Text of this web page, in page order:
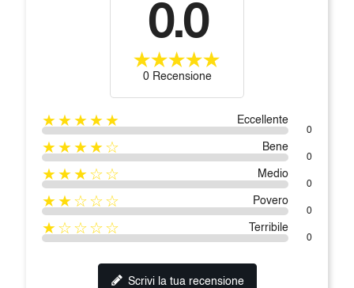
0.0
0 Recensione
★★★★★ Eccellente
0
★★★★☆ Bene
0
★★★☆☆ Medio
0
★★☆☆☆ Povero
0
★☆☆☆☆ Terribile
0
Scrivi la tua recensione